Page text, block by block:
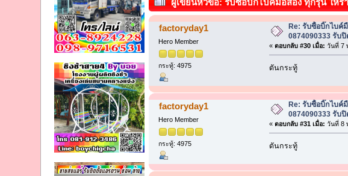
factoryday1
Hero Member
กระทู้: 4975
Re: รับซื้อบิ๊กไบค์
0874090333 รับ
« ตอบกลับ #30 เมื่อ: วันที่ 7
ดันกระทู้
factoryday1
Hero Member
กระทู้: 4975
Re: รับซื้อบิ๊กไบค์
0874090333 รับ
« ตอบกลับ #31 เมื่อ: วันที่ 8
ดันกระทู้